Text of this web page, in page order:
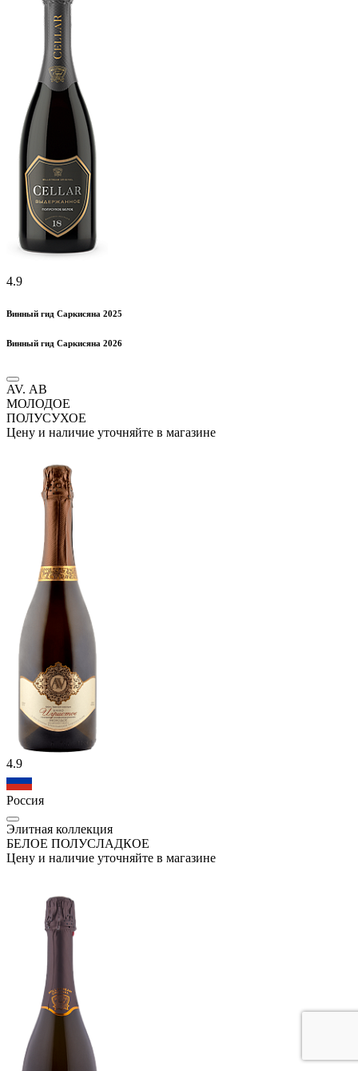
4.9
Винный гид Саркисяна 2025
Винный гид Саркисяна 2026
AV. АВ
МОЛОДОЕ
ПОЛУСУХОЕ
Цену и наличие уточняйте в магазине
4.9
Россия
Элитная коллекция
БЕЛОЕ ПОЛУСЛАДКОЕ
Цену и наличие уточняйте в магазине